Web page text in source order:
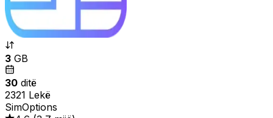
3 GB
30 ditë
2321 Lekë
SimOptions